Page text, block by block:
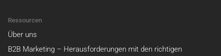
Ressourcen
Über uns
B2B Marketing – Herausforderungen mit den richtigen